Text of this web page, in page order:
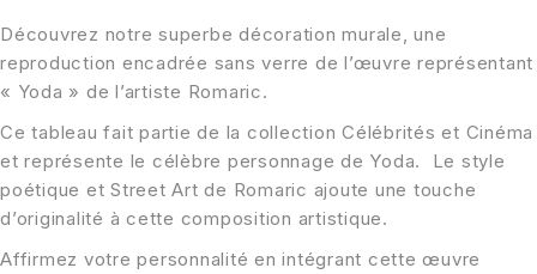
Découvrez notre superbe décoration murale, une
reproduction encadrée sans verre de l’œuvre représentant
« Yoda » de l’artiste Romaric.
Ce tableau fait partie de la collection Célébrités et Cinéma
et représente le célèbre personnage de Yoda. Le style
poétique et Street Art de Romaric ajoute une touche
d’originalité à cette composition artistique.
Affirmez votre personnalité en intégrant cette œuvre